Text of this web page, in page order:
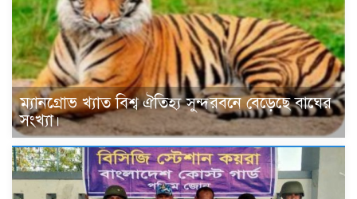
ম্যানগ্রোভ খ্যাত বিশ্ব ঐতিহ্য সুন্দরবনে বেড়েছে বাঘের
সংখ্যা।